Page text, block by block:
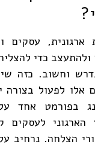
?
ארגונית, עסקים
כדי
וחשוב. כזה
אלו לפעול בצורה
בפורמט אחד
הארגוני לעסקים
הצלחה. נרחיב